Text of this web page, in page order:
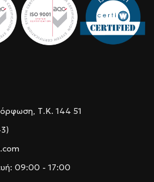
Τ.Κ. 144 51
09:00 - 17:00